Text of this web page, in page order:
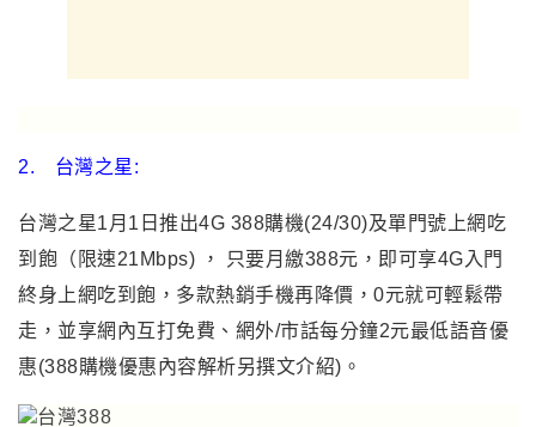
2. 台灣之星:
台灣之星1月1日推出4G 388購機(24/30)及單門號上網吃
到飽（限速21Mbps) ， 只要月繳388元，即可享4G入門
終身上網吃到飽，多款熱銷手機再降價，0元就可輕鬆帶
走，並享網內互打免費、網外/市話每分鐘2元最低語音優
惠(388購機優惠內容解析另撰文介紹)。